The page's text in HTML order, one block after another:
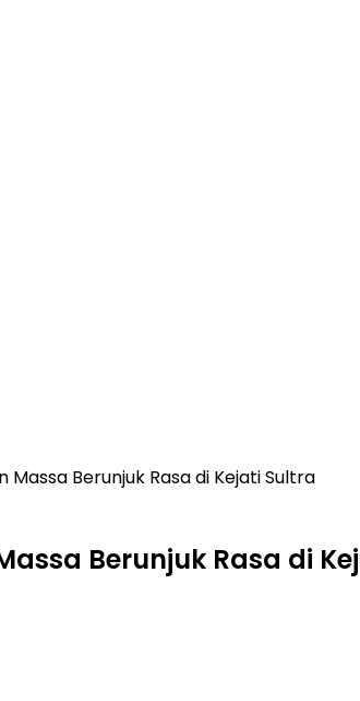
Massa Berunjuk Rasa di Kejati Sultra
Berunjuk Rasa di